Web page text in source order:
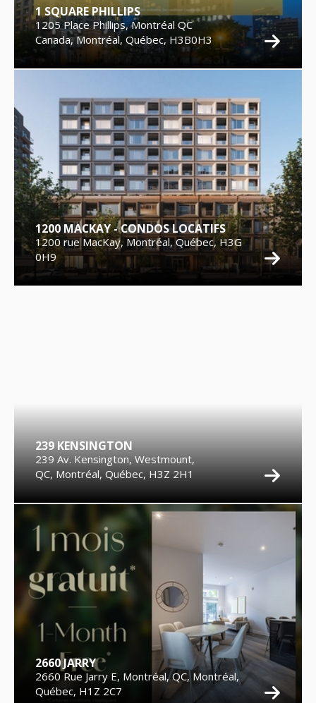
1 SQUARE PHILLIPS
1205 Place Phillips, Montréal QC
Canada, Montréal, Québec, H3B0H3
1200 MACKAY - CONDOS LOCATIFS
1200 rue MacKay, Montréal, Québec, H3G
0H9
239 KENSINGTON
239 Av. Kensington, Westmount,
QC, Montréal, Québec, H3Z 2H1
2660 JARRY
2660 Rue Jarry E, Montréal, QC, Montréal,
Québec, H1Z 2C7